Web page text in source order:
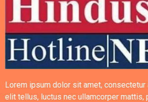
Lorem ipsum dolor sit amet,
elit tellus, luctus nec ullamcorper mattis,